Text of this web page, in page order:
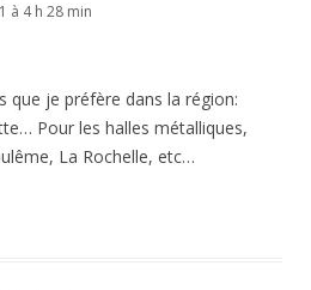
à 4 h 28 min
que je préfère dans la région:
Pour les halles métalliques,
La Rochelle, etc…